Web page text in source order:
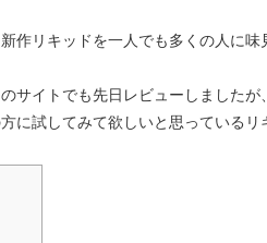
作リキッドを一人でも多くの人に
サイトでも先日レビューしました
に試してみて欲しいと思っている